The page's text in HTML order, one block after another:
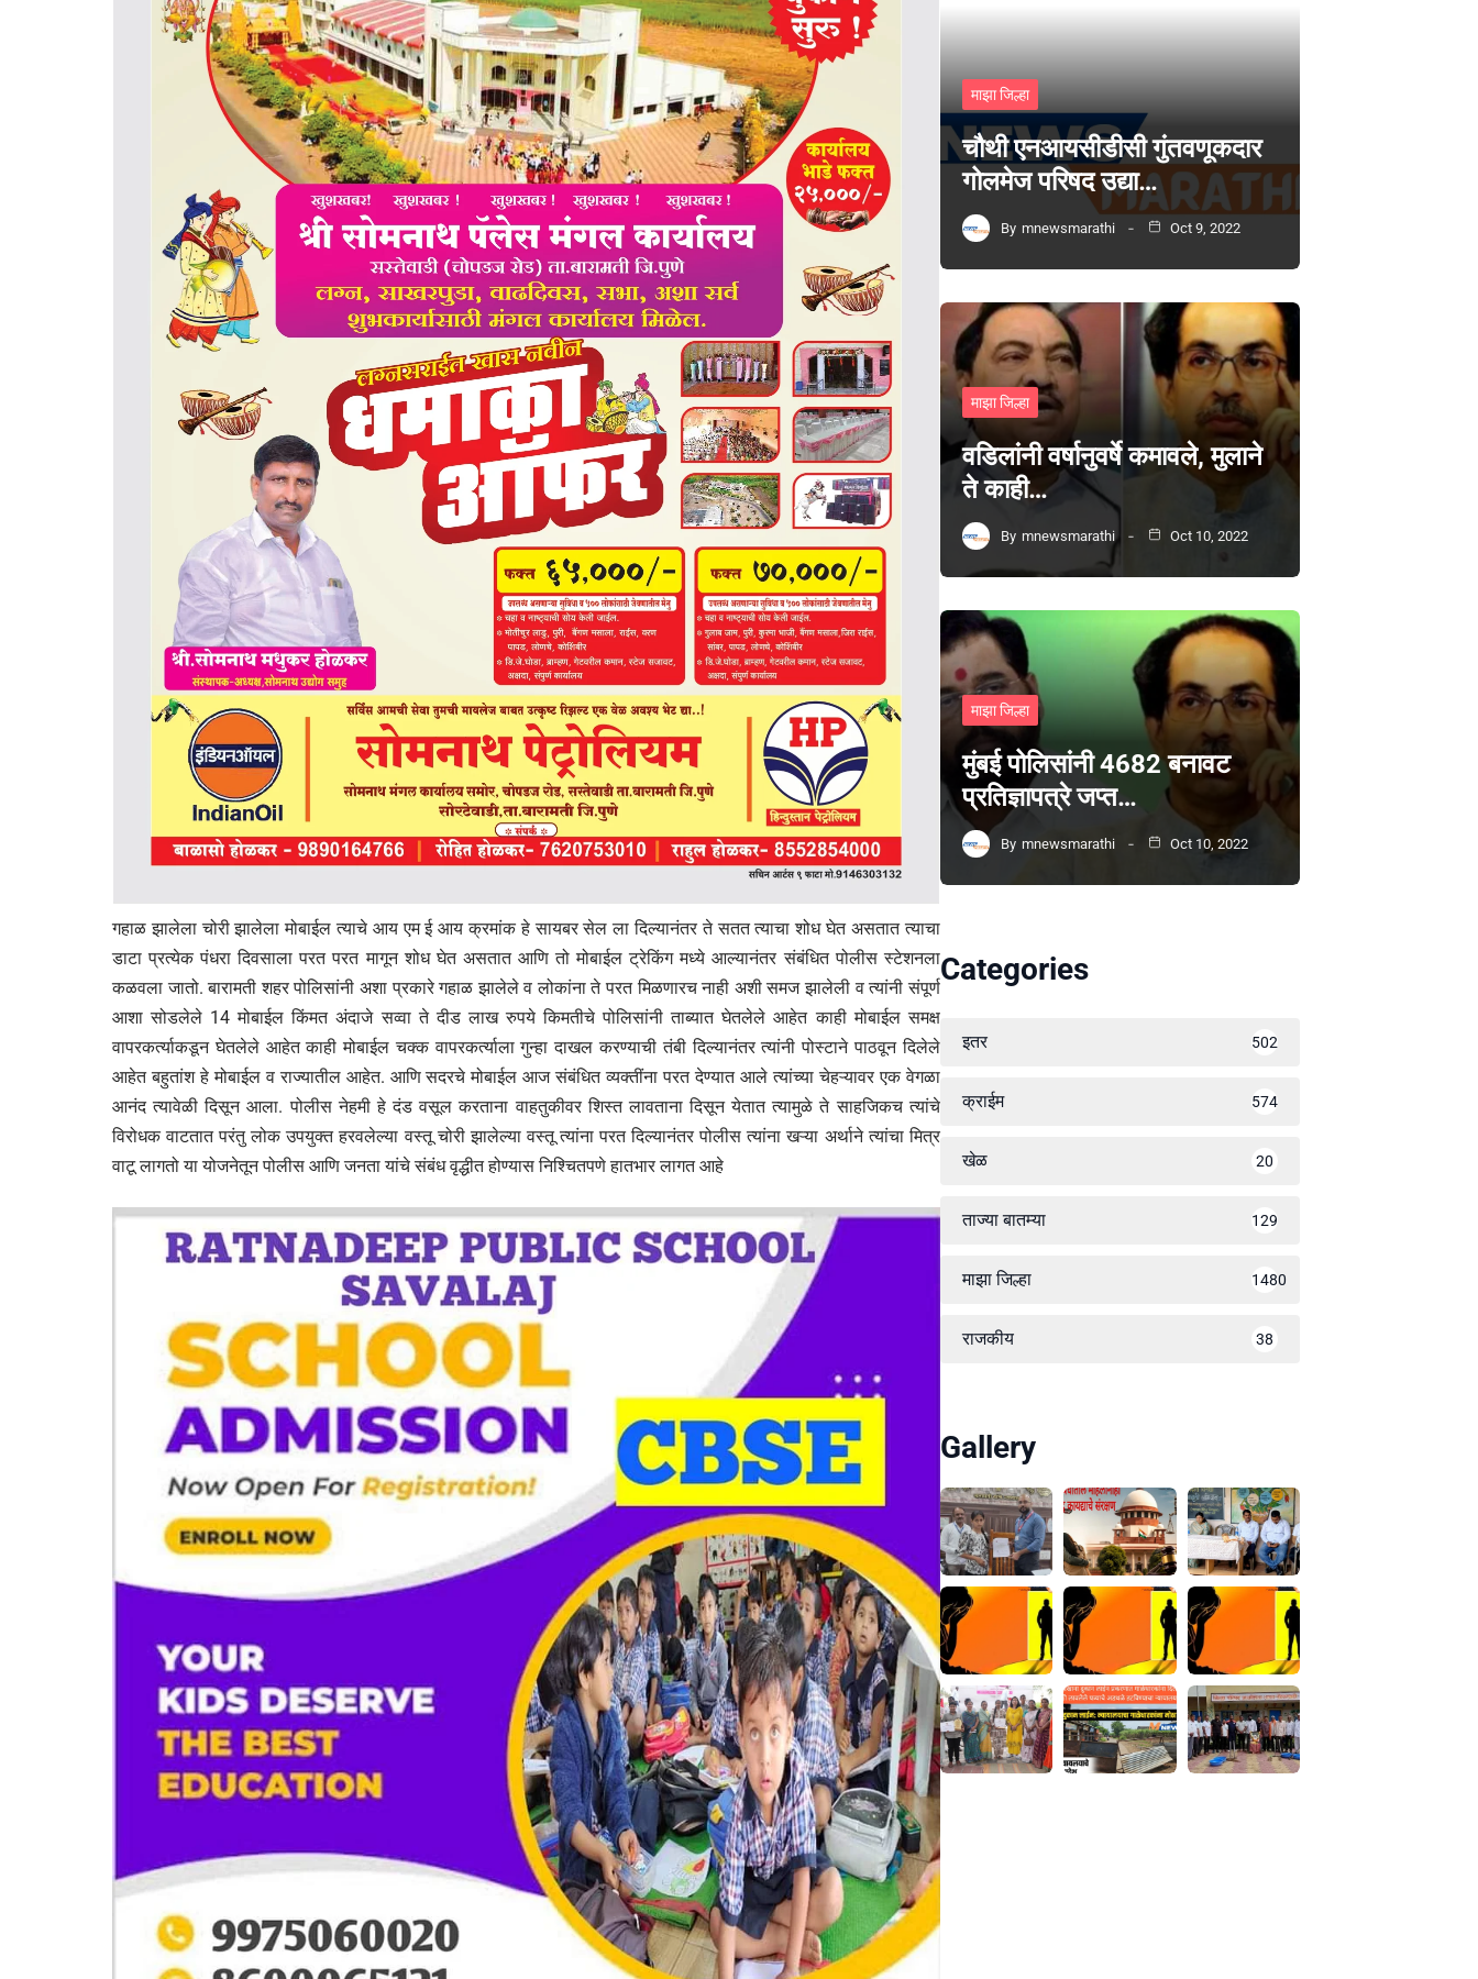
गहाळ झालेला चोरी झालेला मोबाईल त्याचे आय एम ई आय क्रमांक हे सायबर सेल ला दिल्यानंतर ते सतत त्याचा शोध घेत असतात त्याचा
डाटा प्रत्येक पंधरा दिवसाला परत परत मागून शोध घेत असतात आणि तो मोबाईल ट्रेकिंग मध्ये आल्यानंतर संबंधित पोलीस स्टेशनला
कळवला जातो. बारामती शहर पोलिसांनी अशा प्रकारे गहाळ झालेले व लोकांना ते परत मिळणारच नाही अशी समज झालेली व त्यांनी संपूर्ण
आशा सोडलेले 14 मोबाईल किंमत अंदाजे सव्वा ते दीड लाख रुपये किमतीचे पोलिसांनी ताब्यात घेतलेले आहेत काही मोबाईल समक्ष
वापरकर्त्याकडून घेतलेले आहेत काही मोबाईल चक्क वापरकर्त्याला गुन्हा दाखल करण्याची तंबी दिल्यानंतर त्यांनी पोस्टाने पाठवून दिलेले
आहेत बहुतांश हे मोबाईल व राज्यातील आहेत. आणि सदरचे मोबाईल आज संबंधित व्यक्तींना परत देण्यात आले त्यांच्या चेहऱ्यावर एक वेगळा
आनंद त्यावेळी दिसून आला. पोलीस नेहमी हे दंड वसूल करताना वाहतुकीवर शिस्त लावताना दिसून येतात त्यामुळे ते साहजिकच त्यांचे
विरोधक वाटतात परंतु लोक उपयुक्त हरवलेल्या वस्तू चोरी झालेल्या वस्तू त्यांना परत दिल्यानंतर पोलीस त्यांना खऱ्या अर्थाने त्यांचा मित्र
वाटू लागतो या योजनेतून पोलीस आणि जनता यांचे संबंध वृद्धीत होण्यास निश्चितपणे हातभार लागत आहे
माझा जिल्हा
चौथी एनआयसीडीसी गुंतवणूकदार
गोलमेज परिषद उद्या…
By mnewsmarathi Oct 9, 2022
माझा जिल्हा
वडिलांनी वर्षानुवर्षे कमावले, मुलाने
ते काही…
By mnewsmarathi Oct 10, 2022
माझा जिल्हा
मुंबई पोलिसांनी 4682 बनावट
प्रतिज्ञापत्रे जप्त…
By mnewsmarathi Oct 10, 2022
Categories
इतर 502
क्राईम 574
खेळ 20
ताज्या बातम्या 129
माझा जिल्हा 1480
राजकीय 38
Gallery